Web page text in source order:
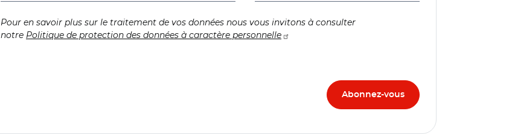
Pour en savoir plus sur le traitement de vos données nous vous invitons à consulter
notre Politique de protection des données à caractère personnelle